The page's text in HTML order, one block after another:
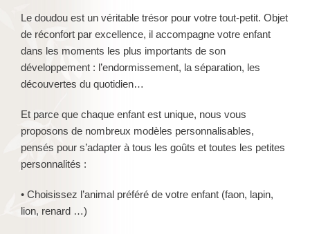
Le doudou est un véritable trésor pour votre tout-petit. Objet
de réconfort par excellence, il accompagne votre enfant
dans les moments les plus importants de son
développement : l’endormissement, la séparation, les
découvertes du quotidien…
Et parce que chaque enfant est unique, nous vous
proposons de nombreux modèles personnalisables,
pensés pour s’adapter à tous les goûts et toutes les petites
personnalités :
• Choisissez l’animal préféré de votre enfant (faon, lapin,
lion, renard …)